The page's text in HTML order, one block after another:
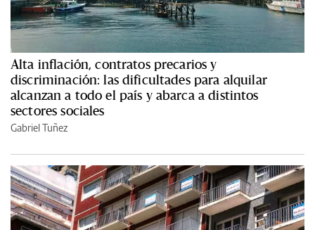
Alta inflación, contratos precarios y
discriminación: las dificultades para alquilar
alcanzan a todo el país y abarca a distintos
sectores sociales
Gabriel Tuñez